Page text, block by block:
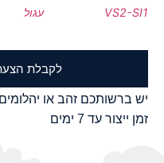
VS2-SI1 עגול
לקבלת הצעת
יש ברשותכם זהב או
זמן ייצור עד 7 ימים